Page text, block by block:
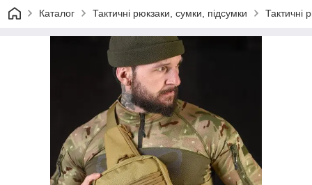
Каталог Тактичні рюкзаки, сумки, підсумки Тактичні